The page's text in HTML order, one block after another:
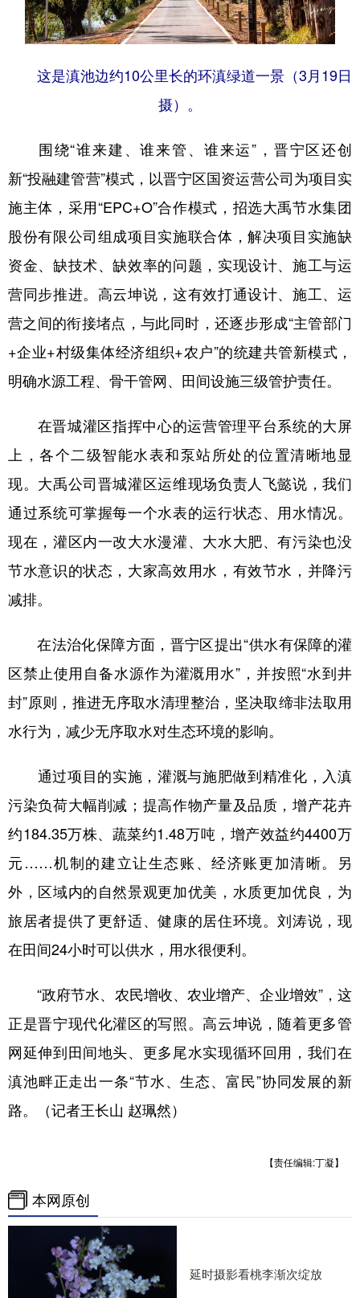
这是滇池边约10公里长的环滇绿道一景（3月19日
摄）。
围绕“谁来建、谁来管、谁来运”，晋宁区还创
新“投融建管营”模式，以晋宁区国资运营公司为项目实
施主体，采用“EPC+O”合作模式，招选大禹节水集团
股份有限公司组成项目实施联合体，解决项目实施缺
资金、缺技术、缺效率的问题，实现设计、施工与运
营同步推进。高云坤说，这有效打通设计、施工、运
营之间的衔接堵点，与此同时，还逐步形成“主管部门
+企业+村级集体经济组织+农户”的统建共管新模式，
明确水源工程、骨干管网、田间设施三级管护责任。
在晋城灌区指挥中心的运营管理平台系统的大屏
上，各个二级智能水表和泵站所处的位置清晰地显
现。大禹公司晋城灌区运维现场负责人飞懿说，我们
通过系统可掌握每一个水表的运行状态、用水情况。
现在，灌区内一改大水漫灌、大水大肥、有污染也没
节水意识的状态，大家高效用水，有效节水，并降污
减排。
在法治化保障方面，晋宁区提出“供水有保障的灌
区禁止使用自备水源作为灌溉用水”，并按照“水到井
封”原则，推进无序取水清理整治，坚决取缔非法取用
水行为，减少无序取水对生态环境的影响。
通过项目的实施，灌溉与施肥做到精准化，入滇
污染负荷大幅削减；提高作物产量及品质，增产花卉
约184.35万株、蔬菜约1.48万吨，增产效益约4400万
元……机制的建立让生态账、经济账更加清晰。另
外，区域内的自然景观更加优美，水质更加优良，为
旅居者提供了更舒适、健康的居住环境。刘涛说，现
在田间24小时可以供水，用水很便利。
“政府节水、农民增收、农业增产、企业增效”，这
正是晋宁现代化灌区的写照。高云坤说，随着更多管
网延伸到田间地头、更多尾水实现循环回用，我们在
滇池畔正走出一条“节水、生态、富民”协同发展的新
路。（记者王长山 赵珮然）
【责任编辑:丁凝】
本网原创
延时摄影看桃李渐次绽放